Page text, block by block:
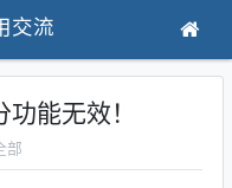
交流
能无效！
部